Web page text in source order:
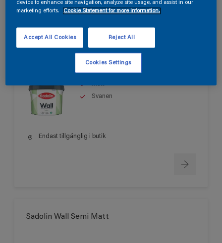
Sadolin Wall Matt
Matt
Svanen
Endast tillgänglig i butik
Sadolin Wall Semi Matt
device to enhance site navigation, analyze site usage, and assist in our
marketing efforts.
Cookie Statement for more information.
Reject All
Accept All Cookies
Cookies Settings